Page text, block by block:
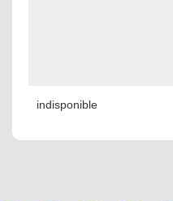
indisponible